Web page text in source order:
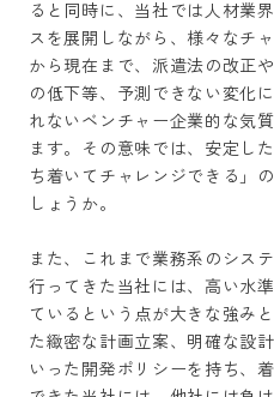
ると同時に、当社では人材業
スを展開しながら、様々なチ
から現在まで、派遣法の改正
の低下等、予測できない変化
れないベンチャー企業的な気
ます。その意味では、安定し
ち着いてチャレンジできる」
しょうか。
また、これまで業務系のシス
行ってきた当社には、高い水
ているという点が大きな強み
た緻密な計画立案、明確な設
いった開発ポリシーを持ち、